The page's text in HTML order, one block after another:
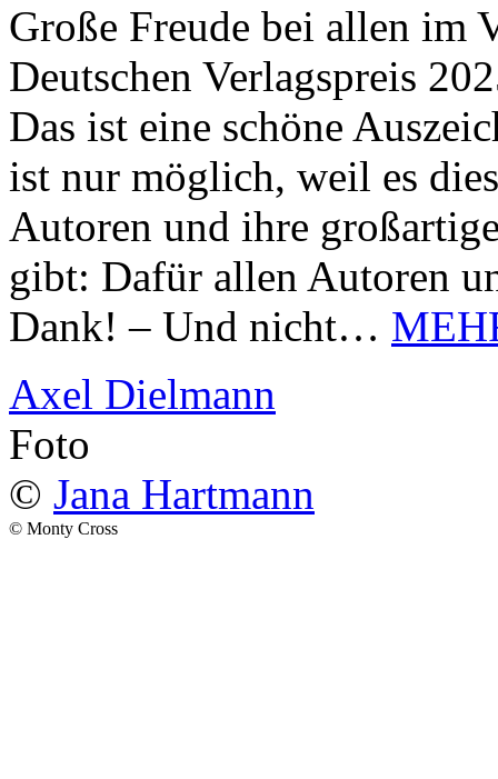
Große Freude bei allen im
Deutschen Verlagspreis
Das ist eine schöne
ist nur möglich, weil es
Autoren und ihre
gibt: Dafür allen Autoren
Dank! – Und nicht…
Axel Dielmann
Foto
© Jana Hartmann
© Monty Cross